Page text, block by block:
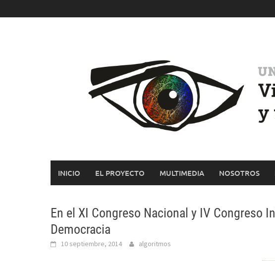
al
INICIO EL PROYECTO MULTIMEDIA NOSOTROS
En el XI Congreso Nacional y IV Congreso
Democracia
10 septiembre, 2014 algoritmos